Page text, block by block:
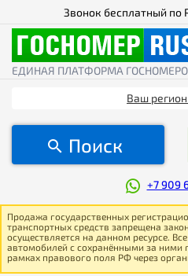
Звонок бесплатный по
ЕДИНАЯ ПЛАТФОРМА
Ваш
Поиск
+7 909
Продажа государственных
транспортных средств запрещена
осуществляется на данном ресурсе.
автомобилей с сохранёнными за ними
рамках правового поля РФ через